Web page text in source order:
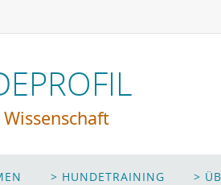
> HUNDETRAINING >